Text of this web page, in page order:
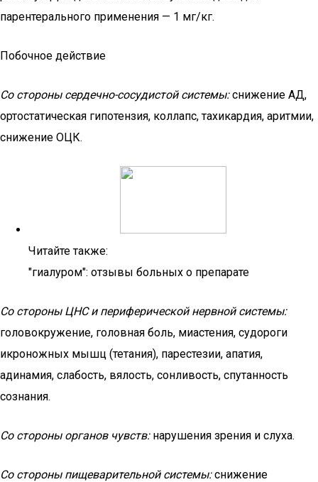
парентерального применения — 1 мг/кг.
Побочное действие
Со стороны сердечно-сосудистой системы:снижение АД,
ортостатическая гипотензия, коллапс, тахикардия, аритмии,
снижение ОЦК.
Читайте также:
"гиалуром": отзывы больных о препарате
Со стороны ЦНС и периферической нервной системы:
головокружение, головная боль, миастения, судороги
икроножных мышц (тетания), парестезии, апатия,
адинамия, слабость, вялость, сонливость, спутанность
сознания.
Со стороны органов чувств:нарушения зрения и слуха.
Со стороны пищеварительной системы:снижение